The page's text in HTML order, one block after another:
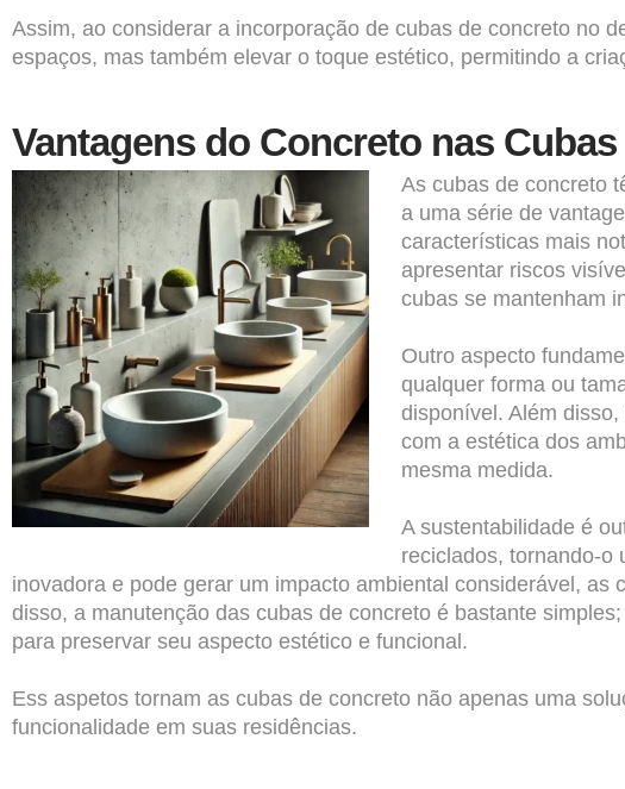
Assim, ao considerar a incorporação de cubas de concreto no
espaços, mas também elevar o toque estético, permitindo a
Vantagens do Concreto nas Cubas
As cubas de concreto
a uma série de
características mais
apresentar riscos
cubas se mantenham
Outro aspecto
qualquer forma ou
disponível. Além
com a estética dos
mesma medida.
A sustentabilidade é
reciclados, tornando-o
inovadora e pode gerar um impacto ambiental considerável,
disso, a manutenção das cubas de concreto é bastante
para preservar seu aspecto estético e funcional.
Ess aspetos tornam as cubas de concreto não apenas uma
funcionalidade em suas residências.